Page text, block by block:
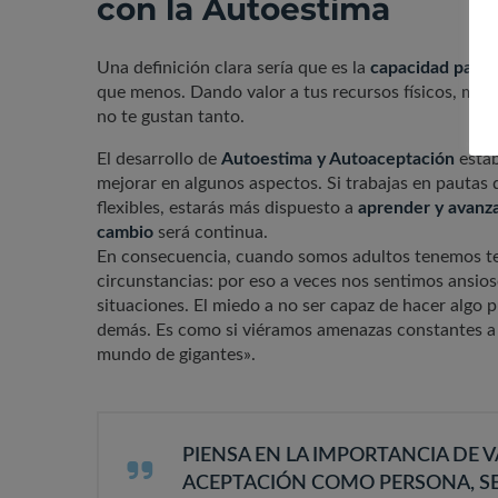
con la Autoestima
Una definición clara sería que es la capacidad para
que menos. Dando valor a tus recursos físicos,
no te gustan tanto.
El desarrollo de Autoestima y Autoaceptación
mejorar en algunos aspectos. Si trabajas en
flexibles, estarás más dispuesto a aprender y
cambio será continua.
En consecuencia, cuando somos adultos tenemos
circunstancias: por eso a veces nos sentimos
situaciones. El miedo a no ser capaz de hacer algo
demás. Es como si viéramos amenazas constantes
mundo de gigantes».
PIENSA EN LA IMPORTANCIA DE
ACEPTACIÓN COMO PERSONA,